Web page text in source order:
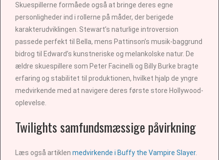
Skuespillerne formåede også at bringe deres egne
personligheder ind i rollerne på måder, der berigede
karakterudviklingen. Stewart’s naturlige introversion
passede perfekt til Bella, mens Pattinson’s musik-baggrund
bidrog til Edward’s kunstneriske og melankolske natur. De
ældre skuespillere som Peter Facinelli og Billy Burke bragte
erfaring og stabilitet til produktionen, hvilket hjalp de yngre
medvirkende med at navigere deres første store Hollywood-
oplevelse.
Twilights samfundsmæssige påvirkning
Læs også artiklen medvirkende i Buffy the Vampire Slayer.